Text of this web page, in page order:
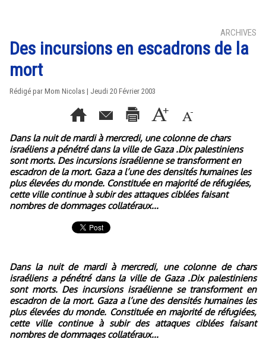
ARCHIVES
Des incursions en escadrons de la
mort
Rédigé par Mom Nicolas | Jeudi 20 Février 2003
Dans la nuit de mardi à mercredi, une colonne de chars
israéliens a pénétré dans la ville de Gaza .Dix palestiniens
sont morts. Des incursions israélienne se transforment en
escadron de la mort. Gaza a l’une des densités humaines les
plus élevées du monde. Constituée en majorité de réfugiées,
cette ville continue à subir des attaques ciblées faisant
nombres de dommages collatéraux...
Dans la nuit de mardi à mercredi, une colonne de chars
israéliens a pénétré dans la ville de Gaza .Dix palestiniens
sont morts. Des incursions israélienne se transforment en
escadron de la mort. Gaza a l’une des densités humaines les
plus élevées du monde. Constituée en majorité de réfugiées,
cette ville continue à subir des attaques ciblées faisant
nombres de dommages collatéraux...